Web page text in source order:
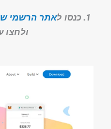
1. כנסו ל אתר הרשמי
ולחצו